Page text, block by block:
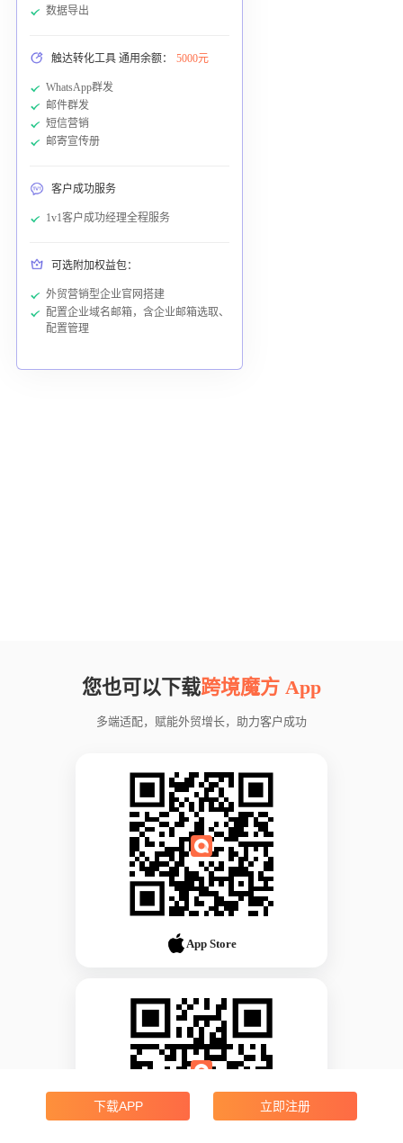
数据导出
触达转化工具 通用余额： 5000元
WhatsApp群发
邮件群发
短信营销
邮寄宣传册
客户成功服务
1v1客户成功经理全程服务
可选附加权益包：
外贸营销型企业官网搭建
配置企业域名邮箱，含企业邮箱选取、
配置管理
您也可以下载跨境魔方 App
多端适配，赋能外贸增长，助力客户成功
App Store
下载APP 立即注册